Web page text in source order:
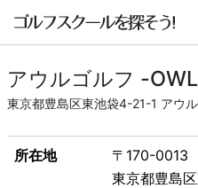
アウルゴルフ -
東京都豊島区東池袋4-21-1 アウ
所在地
〒170-0013
東京都豊島